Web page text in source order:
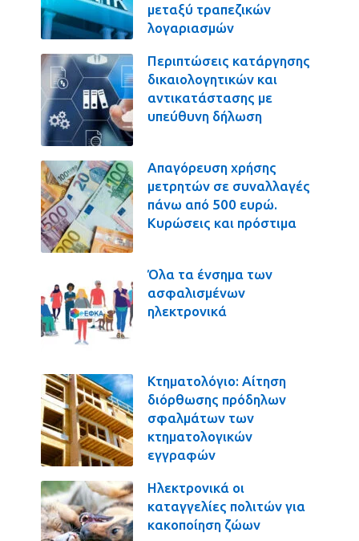
μεταξύ τραπεζικών
λογαριασμών
Περιπτώσεις κατάργησης
δικαιολογητικών και
αντικατάστασης με
υπεύθυνη δήλωση
Απαγόρευση χρήσης
μετρητών σε συναλλαγές
πάνω από 500 ευρώ.
Κυρώσεις και πρόστιμα
Όλα τα ένσημα των
ασφαλισμένων
ηλεκτρονικά
Κτηματολόγιο: Αίτηση
διόρθωσης πρόδηλων
σφαλμάτων των
κτηματολογικών
εγγραφών
Ηλεκτρονικά οι
καταγγελίες πολιτών για
κακοποίηση ζώων